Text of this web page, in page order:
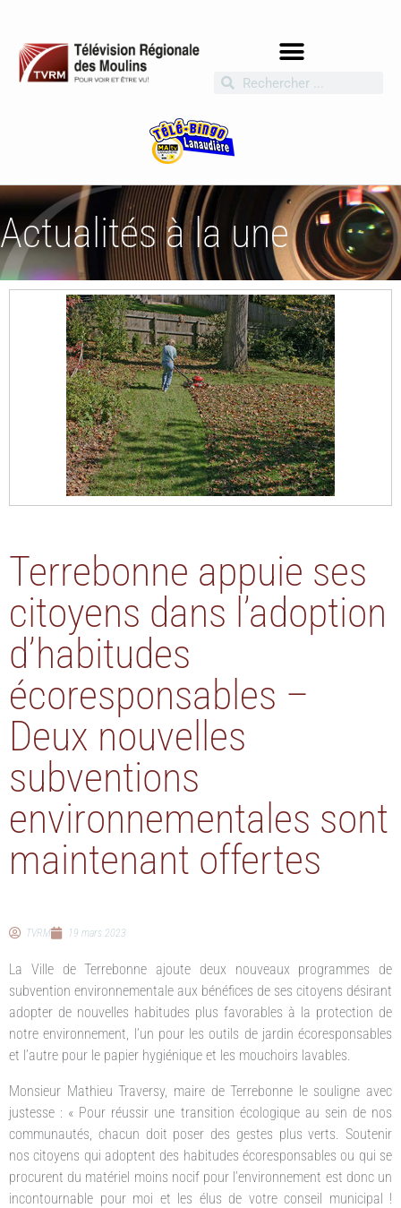
Actualités à la une
Terrebonne appuie ses
citoyens dans l’adoption
d’habitudes
écoresponsables –
Deux nouvelles
subventions
environnementales sont
maintenant offertes
TVRM 19 mars 2023
La Ville de Terrebonne ajoute deux nouveaux programmes de
subvention environnementale aux bénéfices de ses citoyens désirant
adopter de nouvelles habitudes plus favorables à la protection de
notre environnement, l’un pour les outils de jardin écoresponsables
et l’autre pour le papier hygiénique et les mouchoirs lavables.
Monsieur Mathieu Traversy, maire de Terrebonne le souligne avec
justesse : « Pour réussir une transition écologique au sein de nos
communautés, chacun doit poser des gestes plus verts. Soutenir
nos citoyens qui adoptent des habitudes écoresponsables ou qui se
procurent du matériel moins nocif pour l’environnement est donc un
incontournable pour moi et les élus de votre conseil municipal !